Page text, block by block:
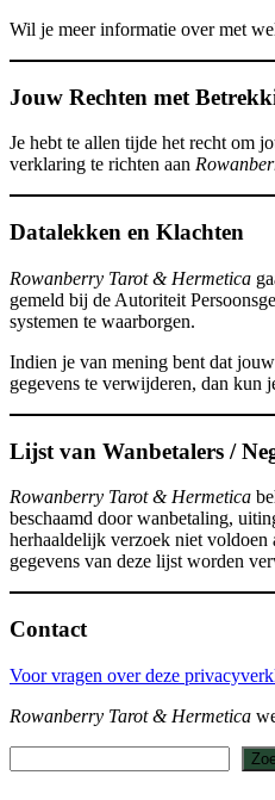
Wil je meer informatie over met
Jouw Rechten met
Je hebt te allen tijde het recht om
verklaring te richten aan
Datalekken en Klachten
Rowanberry Tarot & Hermetica
gemeld bij de Autoriteit
systemen te waarborgen.
Indien je van mening bent dat
gegevens te verwijderen, dan kun
Lijst van Wanbetalers /
Rowanberry Tarot & Hermetica
beschaamd door wanbetaling,
herhaaldelijk verzoek niet voldoen
gegevens van deze lijst worden
Contact
Voor vragen over deze
Rowanberry Tarot & Hermetica